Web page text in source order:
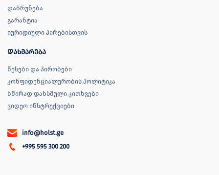
დაბრუნება
გარანტია
იურიდიული პირებისთვის
დახმარება
წესები და პირობები
კონფიდენციალურობის პოლიტიკა
ხშირად დახსმული კითხვები
ვიდეო ინსტრუქციები
info@holst.ge
+995 595 300 200